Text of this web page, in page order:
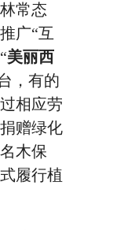
常态
广“互
美丽西
，有的
相应劳
赠绿化
木保
履行植